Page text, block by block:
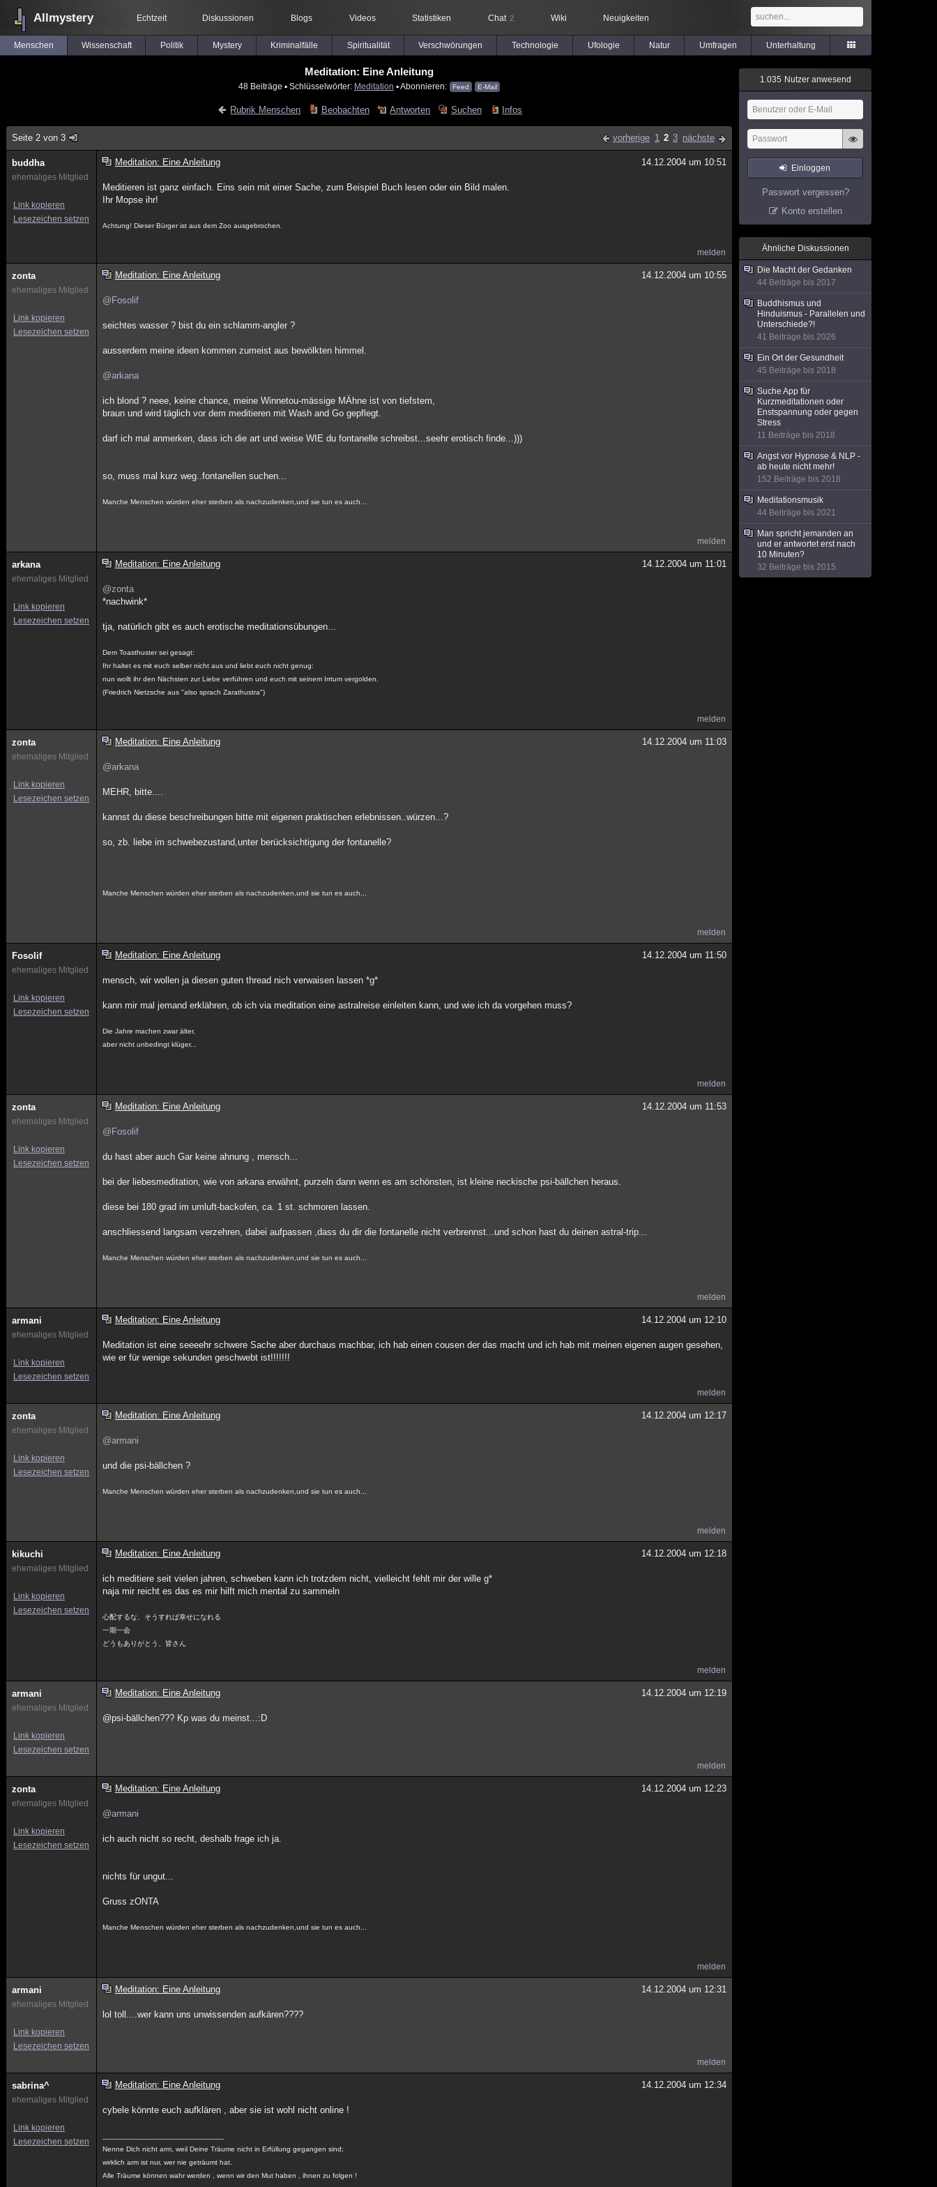
Allmystery Echtzeit Diskussionen Blogs Videos Statistiken Chat 2 Wiki Neuigkeiten
Menschen Wissenschaft Politik Mystery Kriminalfälle Spiritualität Verschwörungen Technologie Ufologie Natur Umfragen Unterhaltung
Meditation: Eine Anleitung
48 Beiträge ▪ Schlüsselwörter: Meditation ▪ Abonnieren: Feed E-Mail
Rubrik Menschen Beobachten Antworten Suchen Infos
Seite 2 von 3 vorherige 1 2 3 nächste
buddha
ehemaliges Mitglied
Link kopieren
Lesezeichen setzen
Meditation: Eine Anleitung 14.12.2004 um 10:51
Meditieren ist ganz einfach. Eins sein mit einer Sache, zum Beispiel Buch lesen oder ein Bild malen.
Ihr Mopse ihr!
Achtung! Dieser Bürger ist aus dem Zoo ausgebrochen.
melden
zonta
ehemaliges Mitglied
Link kopieren
Lesezeichen setzen
Meditation: Eine Anleitung 14.12.2004 um 10:55
@Fosolif
seichtes wasser ? bist du ein schlamm-angler ?
ausserdem meine ideen kommen zumeist aus bewölkten himmel.
@arkana
ich blond ? neee, keine chance, meine Winnetou-mässige MÄhne ist von tiefstem,
braun und wird täglich vor dem meditieren mit Wash and Go gepflegt.
darf ich mal anmerken, dass ich die art und weise WIE du fontanelle schreibst...seehr erotisch finde...)))
so, muss mal kurz weg..fontanellen suchen...
Manche Menschen würden eher sterben als nachzudenken,und sie tun es auch...
melden
arkana
ehemaliges Mitglied
Link kopieren
Lesezeichen setzen
Meditation: Eine Anleitung 14.12.2004 um 11:01
@zonta
*nachwink*
tja, natürlich gibt es auch erotische meditationsübungen...
Dem Toasthuster sei gesagt:
Ihr haltet es mit euch selber nicht aus und liebt euch nicht genug:
nun wollt ihr den Nächsten zur Liebe verführen und euch mit seinem Irrtum vergolden.
(Friedrich Nietzsche aus "also sprach Zarathustra")
melden
zonta
ehemaliges Mitglied
Link kopieren
Lesezeichen setzen
Meditation: Eine Anleitung 14.12.2004 um 11:03
@arkana
MEHR, bitte....
kannst du diese beschreibungen bitte mit eigenen praktischen erlebnissen..würzen...?
so, zb. liebe im schwebezustand,unter berücksichtigung der fontanelle?
Manche Menschen würden eher sterben als nachzudenken,und sie tun es auch...
melden
Fosolif
ehemaliges Mitglied
Link kopieren
Lesezeichen setzen
Meditation: Eine Anleitung 14.12.2004 um 11:50
mensch, wir wollen ja diesen guten thread nich verwaisen lassen *g*
kann mir mal jemand erklähren, ob ich via meditation eine astralreise einleiten kann, und wie ich da vorgehen muss?
Die Jahre machen zwar älter,
aber nicht unbedingt klüger...
melden
zonta
ehemaliges Mitglied
Link kopieren
Lesezeichen setzen
Meditation: Eine Anleitung 14.12.2004 um 11:53
@Fosolif
du hast aber auch Gar keine ahnung , mensch...
bei der liebesmeditation, wie von arkana erwähnt, purzeln dann wenn es am schönsten, ist kleine neckische psi-bällchen heraus.
diese bei 180 grad im umluft-backofen, ca. 1 st. schmoren lassen.
anschliessend langsam verzehren, dabei aufpassen ,dass du dir die fontanelle nicht verbrennst...und schon hast du deinen astral-trip...
Manche Menschen würden eher sterben als nachzudenken,und sie tun es auch...
melden
armani
ehemaliges Mitglied
Link kopieren
Lesezeichen setzen
Meditation: Eine Anleitung 14.12.2004 um 12:10
Meditation ist eine seeeehr schwere Sache aber durchaus machbar, ich hab einen cousen der das macht und ich hab mit meinen eigenen augen gesehen,
wie er für wenige sekunden geschwebt ist!!!!!!!
melden
zonta
ehemaliges Mitglied
Link kopieren
Lesezeichen setzen
Meditation: Eine Anleitung 14.12.2004 um 12:17
@armani
und die psi-bällchen ?
Manche Menschen würden eher sterben als nachzudenken,und sie tun es auch...
melden
kikuchi
ehemaliges Mitglied
Link kopieren
Lesezeichen setzen
Meditation: Eine Anleitung 14.12.2004 um 12:18
ich meditiere seit vielen jahren, schweben kann ich trotzdem nicht, vielleicht fehlt mir der wille g*
naja mir reicht es das es mir hilft mich mental zu sammeln
心配するな、そうすれば幸せになれる
一期一会
どうもありがとう、皆さん
melden
armani
ehemaliges Mitglied
Link kopieren
Lesezeichen setzen
Meditation: Eine Anleitung 14.12.2004 um 12:19
@psi-bällchen??? Kp was du meinst...:D
melden
zonta
ehemaliges Mitglied
Link kopieren
Lesezeichen setzen
Meditation: Eine Anleitung 14.12.2004 um 12:23
@armani
ich auch nicht so recht, deshalb frage ich ja.
nichts für ungut...
Gruss zONTA
Manche Menschen würden eher sterben als nachzudenken,und sie tun es auch...
melden
armani
ehemaliges Mitglied
Link kopieren
Lesezeichen setzen
Meditation: Eine Anleitung 14.12.2004 um 12:31
lol toll....wer kann uns unwissenden aufkären????
melden
sabrina^
ehemaliges Mitglied
Link kopieren
Lesezeichen setzen
Meditation: Eine Anleitung 14.12.2004 um 12:34
cybele könnte euch aufklären , aber sie ist wohl nicht online !
Nenne Dich nicht arm, weil Deine Träume nicht in Erfüllung gegangen sind;
wirklich arm ist nur, wer nie geträumt hat.
Alle Träume können wahr werden , wenn wir den Mut haben , ihnen zu folgen !
1.035 Nutzer anwesend
Einloggen
Passwort vergessen?
Konto erstellen
Ähnliche Diskussionen
Die Macht der Gedanken
44 Beiträge bis 2017
Buddhismus und
Hinduismus - Parallelen und
Unterschiede?!
41 Beiträge bis 2026
Ein Ort der Gesundheit
45 Beiträge bis 2018
Suche App für
Kurzmeditationen oder
Enstspannung oder gegen
Stress
11 Beiträge bis 2018
Angst vor Hypnose & NLP -
ab heute nicht mehr!
152 Beiträge bis 2018
Meditationsmusik
44 Beiträge bis 2021
Man spricht jemanden an
und er antwortet erst nach
10 Minuten?
32 Beiträge bis 2015